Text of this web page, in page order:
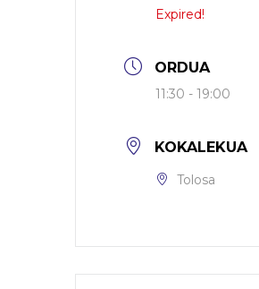
Expired!
ORDUA
11:30 - 19:00
KOKALEKUA
Tolosa